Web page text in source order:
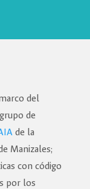
del
de
de la
Manizales;
con código
por los